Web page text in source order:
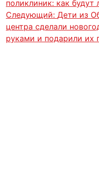
поликлиник: как будут
Следующий: Дети из
центра сделали
руками и подарили их